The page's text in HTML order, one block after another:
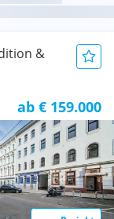
&
ab € 159.000